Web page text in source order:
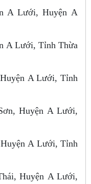
A Lưới, Huyện A
A Lưới, Tỉnh Thừa
A Lưới, Tỉnh
Huyện A Lưới,
A Lưới, Tỉnh
Huyện A Lưới,